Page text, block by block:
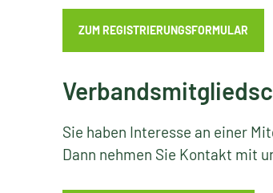
ZUM REGISTRIERUNGSFORMULAR
Sie haben Interesse an einer
Dann nehmen Sie Kontakt mit